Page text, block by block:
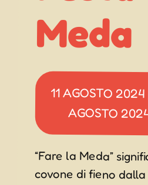
Meda
11 AGOSTO 2024
AGOSTO
“Fare la Meda”
covone di fieno dalla
Oggi non è più
temporaneo
attingere nel corso
bisogni della propria
diventate elementi
paesaggio